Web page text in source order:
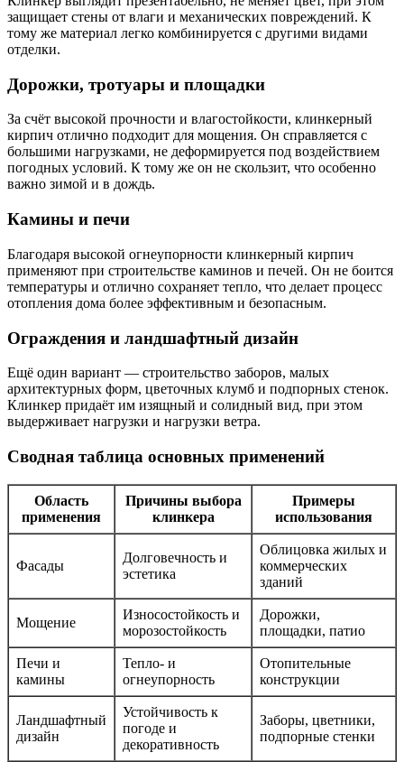
защищает стены от влаги и механических повреждений. К
тому же материал легко комбинируется с другими видами
отделки.
Дорожки, тротуары и площадки
За счёт высокой прочности и влагостойкости, клинкерный
кирпич отлично подходит для мощения. Он справляется с
большими нагрузками, не деформируется под воздействием
погодных условий. К тому же он не скользит, что особенно
важно зимой и в дождь.
Камины и печи
Благодаря высокой огнеупорности клинкерный кирпич
применяют при строительстве каминов и печей. Он не боится
температуры и отлично сохраняет тепло, что делает процесс
отопления дома более эффективным и безопасным.
Ограждения и ландшафтный дизайн
Ещё один вариант — строительство заборов, малых
архитектурных форм, цветочных клумб и подпорных стенок.
Клинкер придаёт им изящный и солидный вид, при этом
выдерживает нагрузки и нагрузки ветра.
Сводная таблица основных применений
Область
применения
Причины выбора
клинкера
Примеры
использования
Фасады
Долговечность и
эстетика
Облицовка жилых и
коммерческих
зданий
Мощение
Износостойкость и
морозостойкость
Дорожки,
площадки, патио
Печи и
камины
Тепло- и
огнеупорность
Отопительные
конструкции
Ландшафтный
дизайн
Устойчивость к
погоде и
декоративность
Заборы, цветники,
подпорные стенки